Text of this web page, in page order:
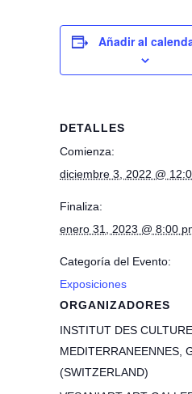
Añadir al
DETALLES
Comienza:
diciembre 3, 2022 @
Finaliza:
enero 31, 2023 @ 8:00
Categoría del Evento:
Exposiciones
ORGANIZADORES
INSTITUT DES
MEDITERRANEENNES,
(SWITZERLAND)